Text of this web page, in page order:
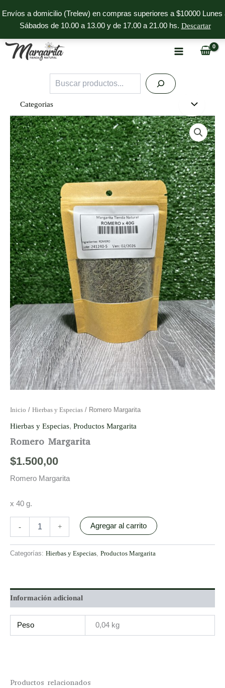
Envíos a domicilio (Trelew) en compras superiores a $10000 Lunes
Sábados de 10.00 a 13.00 y de 17.00 a 21.00 hs. Descartar
al
contenido
Buscar
Categorias
Inicio / Hierbas y Especias / Romero Margarita
Hierbas y Especias, Productos Margarita
Romero Margarita
$1.500,00
Romero Margarita
x 40 g.
-
Romero
Margarita
cantidad
+ Agregar al carrito
Categorías: Hierbas y Especias, Productos Margarita
Información adicional
Peso 0,04 kg
Productos relacionados